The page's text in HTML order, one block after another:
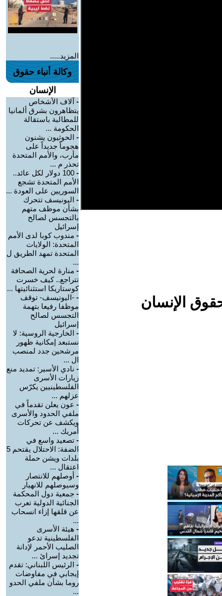
الإنسان
المزيد.....
وكالة أنباء حقوق
الإنسان
- آلاف الأشخاص
يتظاهرون بشرق ألمانيا
للمطالبة باستقالة
الحكومة ...
- الحوثيون يشنون
هجوماً جديداً على
مأرب، والأمم المتحدة
تحذر م ...
-
100 دولار لكل عائد..
الأمم المتحدة تشجع
السوريين على العودة ...
- اليونيسف تتحرك
بشأن موظف متهم
بالتجسس لصالح
إسرائيل
- مندوب كوبا لدى الأمم
المتحدة: الولايات
المتحدة تمهد الطريق ل
...
- منارة لحرية الصحافة
تتراجع.. كيف خسرت
كوستاريكا استثنائيتها ...
- -اليونيسف- توقف
موظفا رفيعا بتهمة
التجسس لصالح
إسرائيل
- الخارجية الروسية: لا
نستبعد إمكانية ظهور
مرشحين جدد لمنصب
ال ...
- نادي الأسير: تمديد منع
زيارات الأسرى
الفلسطينيين يكرّس
عزلهم ...
- عون يعلن تقدماً في
ملفي الحدود والأسرى
ويكشف عن تحركات
أمريك ...
- تصعيد واسع في
الضفة: الاحتلال يقتحم 5
بلدات ويشن حملة
اعتقال ...
- أوصلهم للانتصار
وسيوصلهم للانهيار
- جمعية دول المحكمة
الجنائية الدولية تعرب
عن قلقها إزاء انسحاب
...
- هيئة الأسرى
الفلسطينية تدعو
الصليب الأحمر لإدانة
تجديد إسرائ ...
- الرئيس اللبناني: تقدم
إيجابي في مفاوضات
روما بشأن ملفي الحدو
...